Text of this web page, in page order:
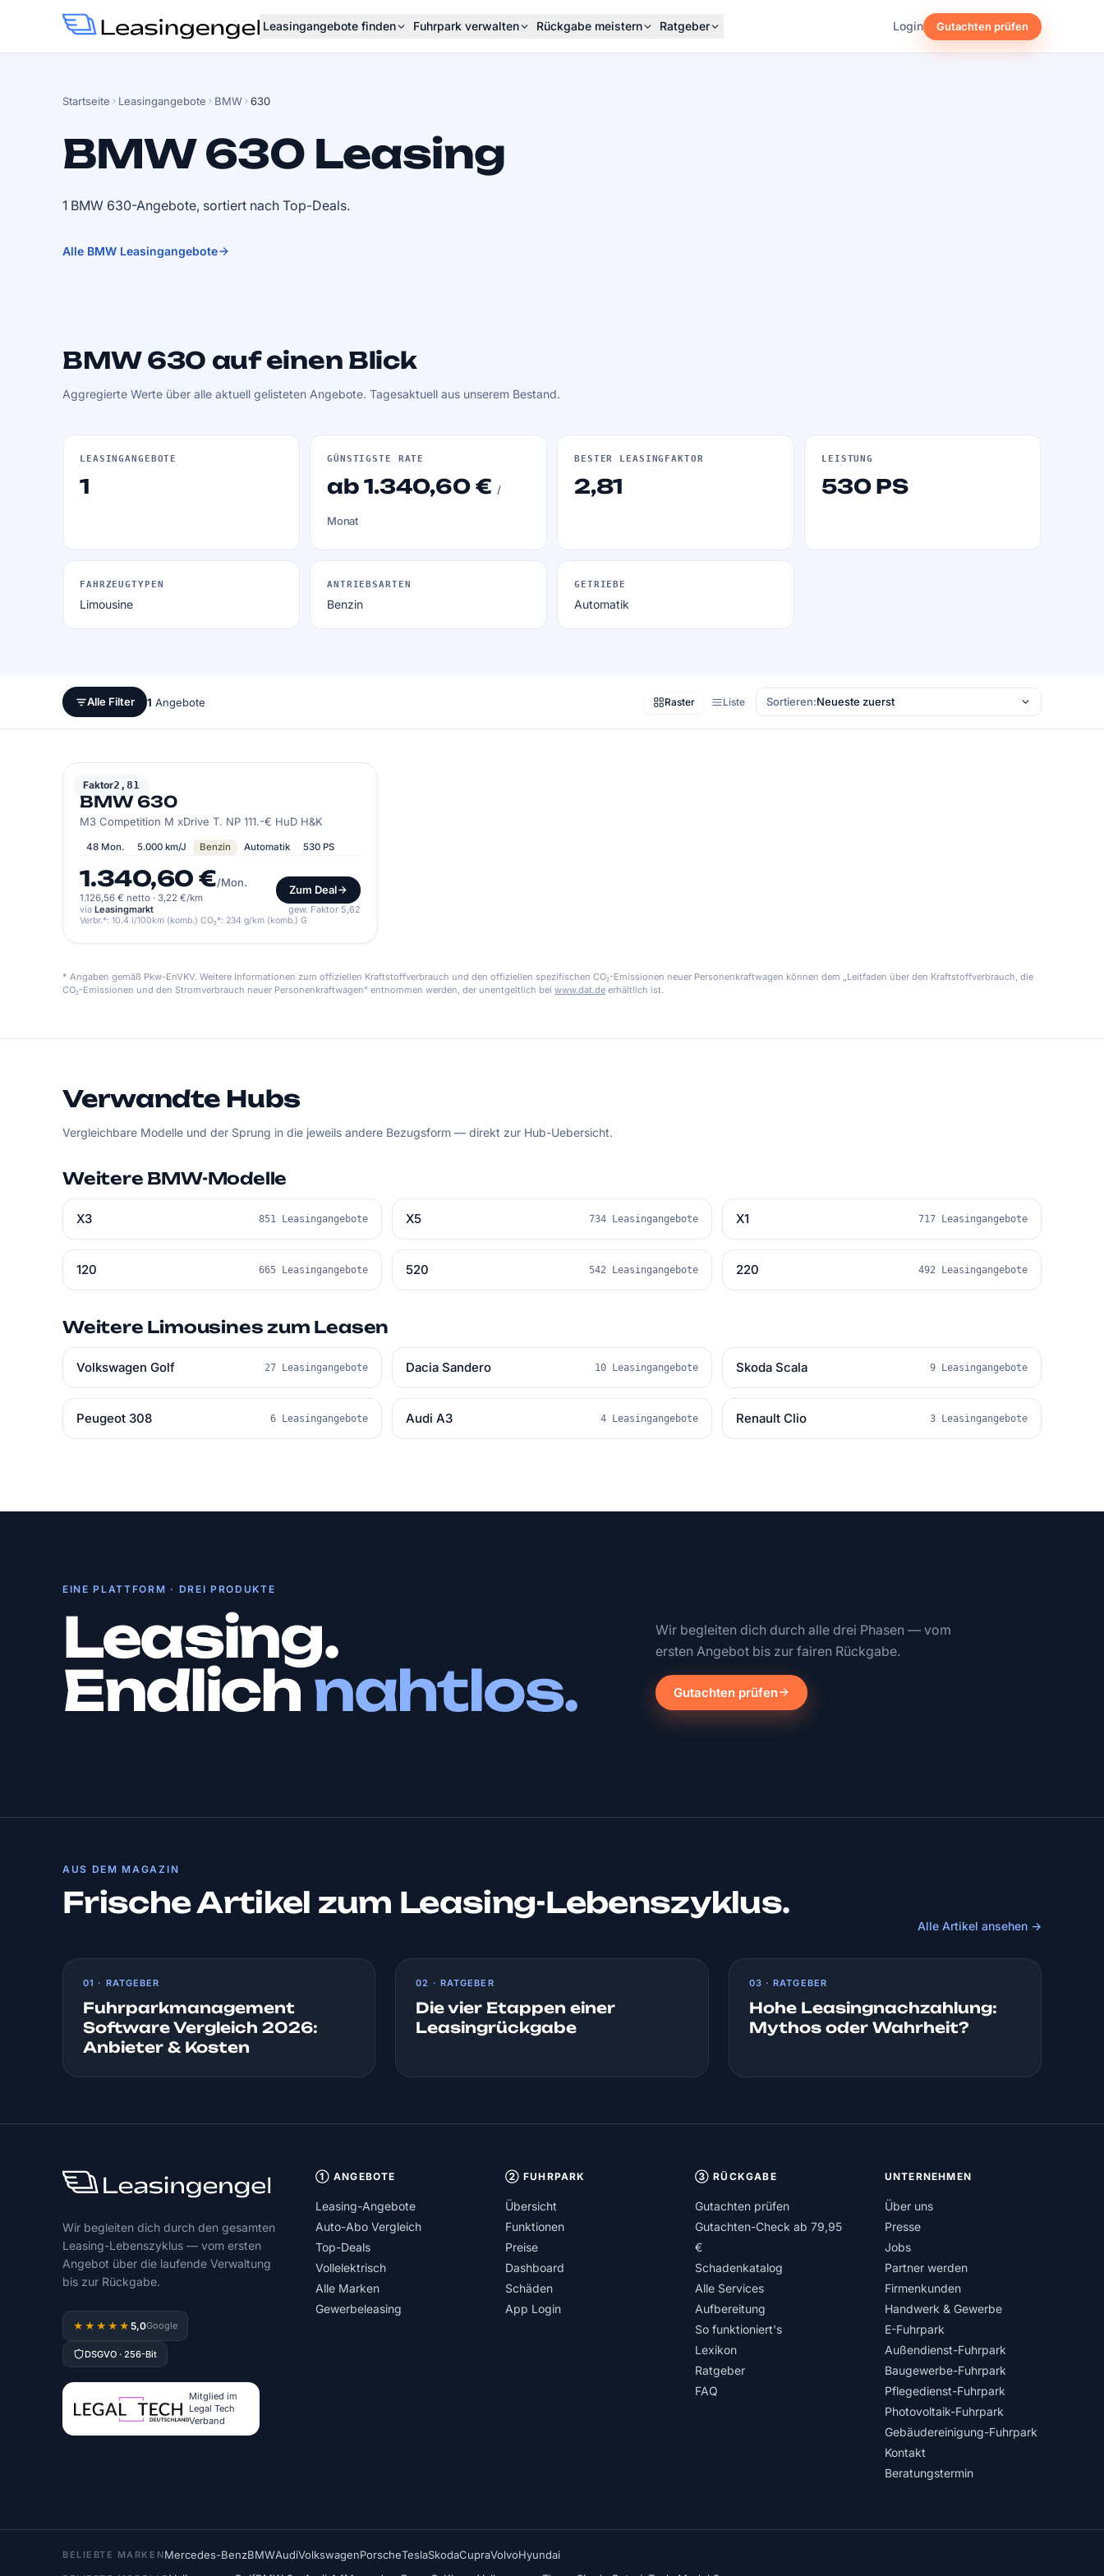
Leasingangebote finden Fuhrpark verwalten Rückgabe meistern Ratgeber Login Gutachten prüfen
Startseite Leasingangebote BMW 630
BMW 630 Leasing
1 BMW 630-Angebote, sortiert nach Top-Deals.
Alle BMW Leasingangebote
BMW 630 auf einen Blick
Aggregierte Werte über alle aktuell gelisteten Angebote. Tagesaktuell aus unserem Bestand.
LEASINGANGEBOTE
1
GÜNSTIGSTE RATE
ab 1.340,60 € /
Monat
BESTER LEASINGFAKTOR
2,81
LEISTUNG
530 PS
FAHRZEUGTYPEN
Limousine
ANTRIEBSARTEN
Benzin
GETRIEBE
Automatik
Alle Filter 1 Angebote Raster Liste Sortieren:
Faktor2,81
BMW
BMW 630
M3 Competition M xDrive T. NP 111.-€ HuD H&K
48 Mon. 5.000 km/J Benzin Automatik 530 PS
1.340,60 €/Mon.
1.126,56 € netto · 3,22 €/km
Zum Deal
via Leasingmarkt gew. Faktor 5,62
Verbr.*: 10.4 l/100km (komb.) CO₂*: 234 g/km (komb.) G
* Angaben gemäß Pkw-EnVKV. Weitere Informationen zum offiziellen Kraftstoffverbrauch und den offiziellen spezifischen CO₂-Emissionen neuer Personenkraftwagen können dem „Leitfaden über den Kraftstoffverbrauch, die
CO₂-Emissionen und den Stromverbrauch neuer Personenkraftwagen" entnommen werden, der unentgeltlich bei www.dat.de erhältlich ist.
Verwandte Hubs
Vergleichbare Modelle und der Sprung in die jeweils andere Bezugsform — direkt zur Hub-Uebersicht.
Weitere BMW-Modelle
X3 851 Leasingangebote X5 734 Leasingangebote X1 717 Leasingangebote
120 665 Leasingangebote 520 542 Leasingangebote 220 492 Leasingangebote
Weitere Limousines zum Leasen
Volkswagen Golf 27 Leasingangebote Dacia Sandero 10 Leasingangebote Skoda Scala 9 Leasingangebote
Peugeot 308 6 Leasingangebote Audi A3 4 Leasingangebote Renault Clio 3 Leasingangebote
EINE PLATTFORM · DREI PRODUKTE
Leasing.
Endlichnahtlos.
Wir begleiten dich durch alle drei Phasen — vom
ersten Angebot bis zur fairen Rückgabe.
Gutachten prüfen
AUS DEM MAGAZIN
Frische Artikel zum Leasing-Lebenszyklus.
Alle Artikel ansehen →
01 · RATGEBER
Fuhrparkmanagement
Software Vergleich 2026:
Anbieter & Kosten
02 · RATGEBER
Die vier Etappen einer
Leasingrückgabe
03 · RATGEBER
Hohe Leasingnachzahlung:
Mythos oder Wahrheit?
Wir begleiten dich durch den gesamten
Leasing-Lebenszyklus — vom ersten
Angebot über die laufende Verwaltung
bis zur Rückgabe.
★★★★★ 5,0Google
DSGVO · 256-Bit
Mitglied im
Legal Tech
Verband
① ANGEBOTE
Leasing-Angebote
Auto-Abo Vergleich
Top-Deals
Vollelektrisch
Alle Marken
Gewerbeleasing
② FUHRPARK
Übersicht
Funktionen
Preise
Dashboard
Schäden
App Login
③ RÜCKGABE
Gutachten prüfen
Gutachten-Check ab 79,95
€
Schadenkatalog
Alle Services
Aufbereitung
So funktioniert's
Lexikon
Ratgeber
FAQ
UNTERNEHMEN
Über uns
Presse
Jobs
Partner werden
Firmenkunden
Handwerk & Gewerbe
E-Fuhrpark
Außendienst-Fuhrpark
Baugewerbe-Fuhrpark
Pflegedienst-Fuhrpark
Photovoltaik-Fuhrpark
Gebäudereinigung-Fuhrpark
Kontakt
Beratungstermin
BELIEBTE MARKENMercedes-BenzBMWAudiVolkswagenPorscheTeslaSkodaCupraVolvoHyundai